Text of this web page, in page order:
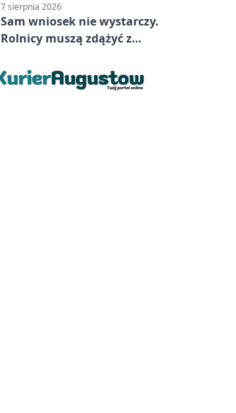
7 sierpnia 2026
Sam wniosek nie wystarczy.
Rolnicy muszą zdążyć z